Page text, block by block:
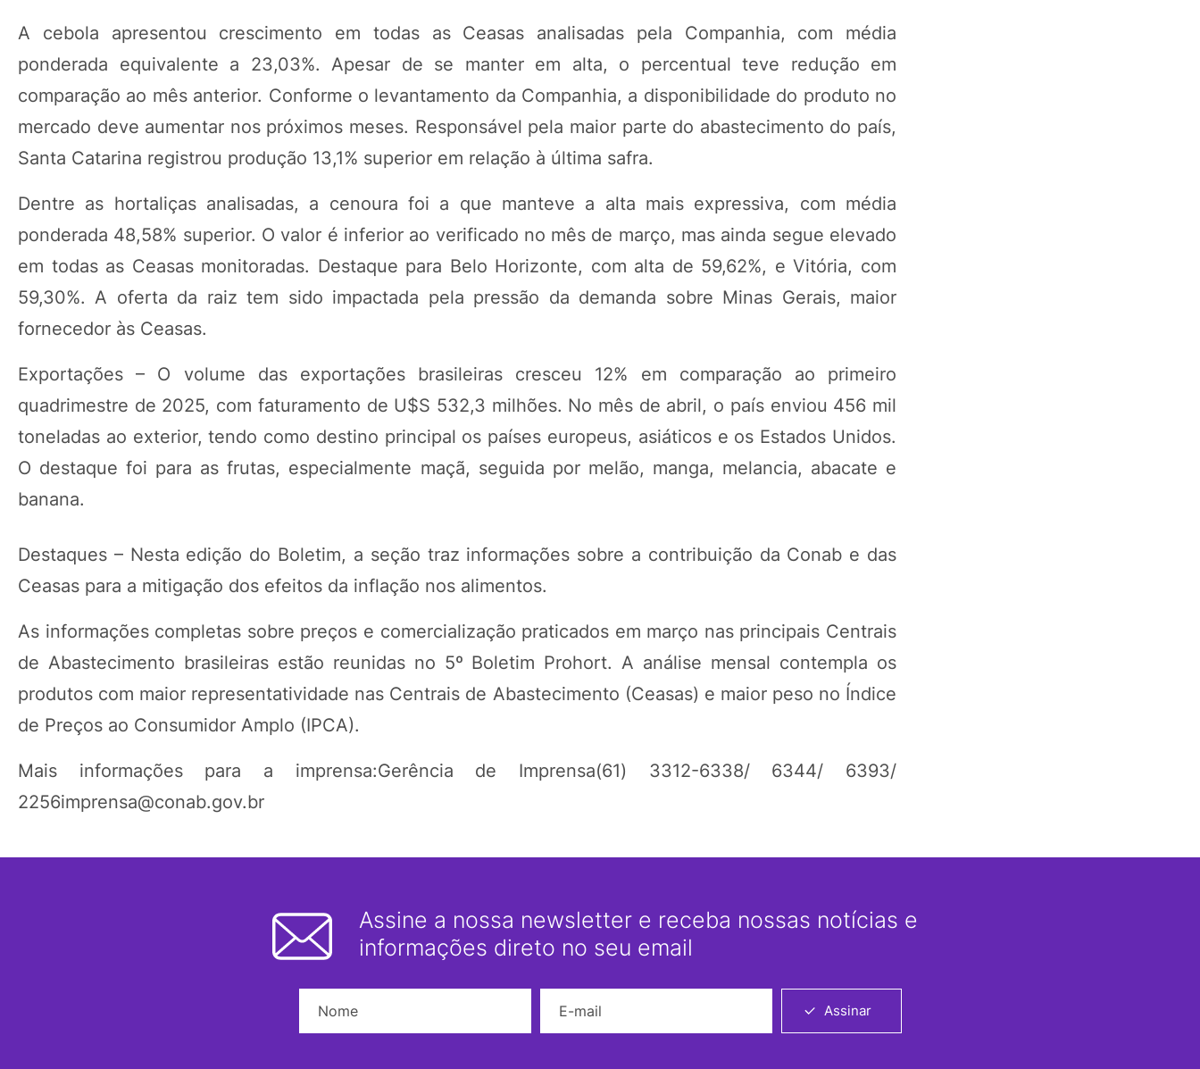
A cebola apresentou crescimento em todas as Ceasas analisadas pela Companhia, com média
ponderada equivalente a 23,03%. Apesar de se manter em alta, o percentual teve redução em
comparação ao mês anterior. Conforme o levantamento da Companhia, a disponibilidade do produto no
mercado deve aumentar nos próximos meses. Responsável pela maior parte do abastecimento do país,
Santa Catarina registrou produção 13,1% superior em relação à última safra.
Dentre as hortaliças analisadas, a cenoura foi a que manteve a alta mais expressiva, com média
ponderada 48,58% superior. O valor é inferior ao verificado no mês de março, mas ainda segue elevado
em todas as Ceasas monitoradas. Destaque para Belo Horizonte, com alta de 59,62%, e Vitória, com
59,30%. A oferta da raiz tem sido impactada pela pressão da demanda sobre Minas Gerais, maior
fornecedor às Ceasas.
Exportações – O volume das exportações brasileiras cresceu 12% em comparação ao primeiro
quadrimestre de 2025, com faturamento de U$S 532,3 milhões. No mês de abril, o país enviou 456 mil
toneladas ao exterior, tendo como destino principal os países europeus, asiáticos e os Estados Unidos.
O destaque foi para as frutas, especialmente maçã, seguida por melão, manga, melancia, abacate e
banana.
Destaques – Nesta edição do Boletim, a seção traz informações sobre a contribuição da Conab e das
Ceasas para a mitigação dos efeitos da inflação nos alimentos.
As informações completas sobre preços e comercialização praticados em março nas principais Centrais
de Abastecimento brasileiras estão reunidas no 5º Boletim Prohort. A análise mensal contempla os
produtos com maior representatividade nas Centrais de Abastecimento (Ceasas) e maior peso no Índice
de Preços ao Consumidor Amplo (IPCA).
Mais informações para a imprensa:Gerência de Imprensa(61) 3312-6338/ 6344/ 6393/
2256imprensa@conab.gov.br
Assine a nossa newsletter e receba nossas notícias e
informações direto no seu email
Assinar